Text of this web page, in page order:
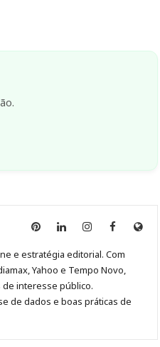
Anny
no
Pinterest
Anny
no
LinkedIn
Anny
no
Instagram
Anny
no
Facebook
Site
e estratégia editorial. Com
Yahoo e Tempo Novo,
de interesse público.
de dados e boas práticas de